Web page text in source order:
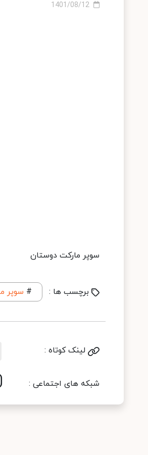
1401/08/12
سوپر مارکت دوستان
برچسب ها : # سوپر
لینک کوتاه :
شبکه های اجتماعی :